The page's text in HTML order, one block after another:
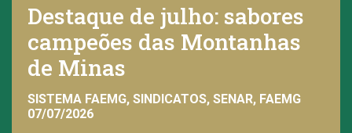
Destaque de julho: sabores
campeões das Montanhas
de Minas
SISTEMA FAEMG, SINDICATOS, SENAR, FAEMG
07/07/2026